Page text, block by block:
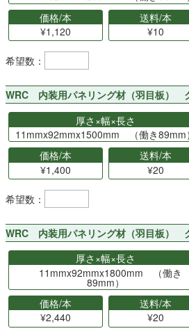
価格/本
¥1,120
送料/本
¥10
希望数：
WRC 内装用パネリング材（羽目板）
厚さ×幅×長さ
11mmx92mmx1500mm （働き89mm）
価格/本
¥1,400
送料/本
¥20
希望数：
WRC 内装用パネリング材（羽目板）
厚さ×幅×長さ
11mmx92mmx1800mm （働き
89mm）
価格/本
¥2,440
送料/本
¥20